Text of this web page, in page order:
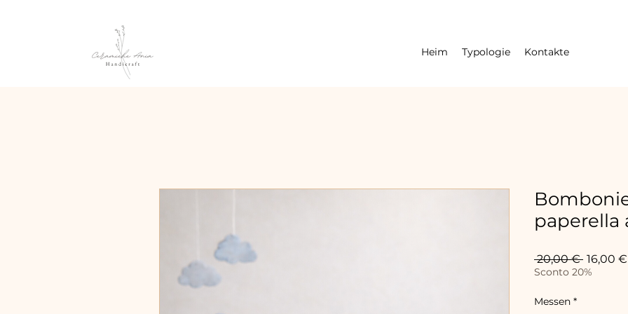
Heim Typologie Kontakte
paperella
20,00 € 16,00 €
Sconto 20%
Messen *